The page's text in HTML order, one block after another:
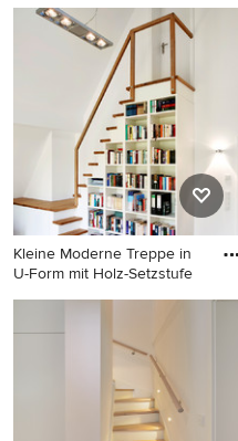
Gerade, Mittelgroße
Mediterrane Treppe mit Holz-
Setzstufen in Bari
Kleine Moderne Treppe in
U-Form mit Holz-Setzstufe
Kleine Moderne Treppe in U-
Form mit Holz-Setzstufen in